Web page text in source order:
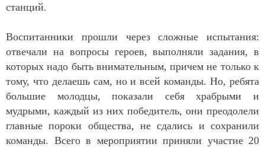
станций.
Воспитанники прошли через сложные испытания:
отвечали на вопросы героев, выполняли задания, в
которых надо быть внимательным, причем не только к
тому, что делаешь сам, но и всей команды. Но, ребята
большие молодцы, показали себя храбрыми и
мудрыми, каждый из них победитель, они преодолели
главные пороки общества, не сдались и сохранили
команды. Всего в мероприятии приняли участие 20